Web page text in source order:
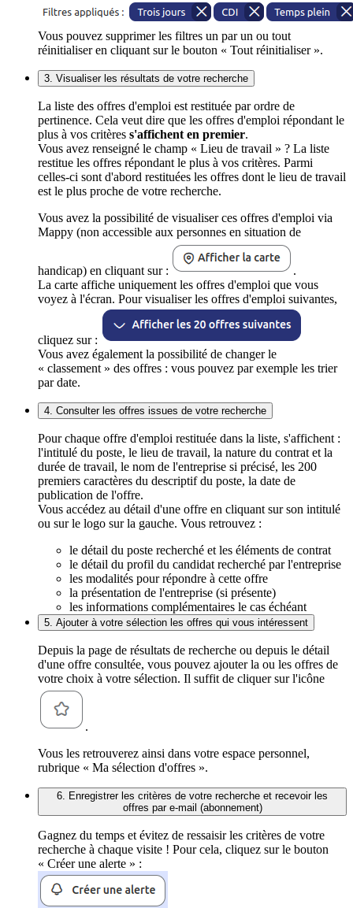
Vous pouvez supprimer les filtres un par un ou tout
réinitialiser en cliquant sur le bouton « Tout réinitialiser ».
3. Visualiser les résultats de votre recherche
La liste des offres d'emploi est restituée par ordre de
pertinence. Cela veut dire que les offres d'emploi répondant le
plus à vos critères s'affichent en premier.
Vous avez renseigné le champ « Lieu de travail » ? La liste
restitue les offres répondant le plus à vos critères. Parmi
celles-ci sont d'abord restituées les offres dont le lieu de travail
est le plus proche de votre recherche.
Vous avez la possibilité de visualiser ces offres d'emploi via
Mappy (non accessible aux personnes en situation de
handicap) en cliquant sur :
.
La carte affiche uniquement les offres d'emploi que vous
voyez à l'écran. Pour visualiser les offres d'emploi suivantes,
cliquez sur :
Vous avez également la possibilité de changer le
« classement » des offres : vous pouvez par exemple les trier
par date.
4. Consulter les offres issues de votre recherche
Pour chaque offre d'emploi restituée dans la liste, s'affichent :
l'intitulé du poste, le lieu de travail, la nature du contrat et la
durée de travail, le nom de l'entreprise si précisé, les 200
premiers caractères du descriptif du poste, la date de
publication de l'offre.
Vous accédez au détail d'une offre en cliquant sur son intitulé
ou sur le logo sur la gauche. Vous retrouvez :
le détail du poste recherché et les éléments de contrat
le détail du profil du candidat recherché par l'entreprise
les modalités pour répondre à cette offre
la présentation de l'entreprise (si présente)
les informations complémentaires le cas échéant
5. Ajouter à votre sélection les offres qui vous intéressent
Depuis la page de résultats de recherche ou depuis le détail
d'une offre consultée, vous pouvez ajouter la ou les offres de
votre choix à votre sélection. Il suffit de cliquer sur l'icône
.
Vous les retrouverez ainsi dans votre espace personnel,
rubrique « Ma sélection d'offres ».
6. Enregistrer les critères de votre recherche et recevoir les
offres par e-mail (abonnement)
Gagnez du temps et évitez de ressaisir les critères de votre
recherche à chaque visite ! Pour cela, cliquez sur le bouton
« Créer une alerte » :